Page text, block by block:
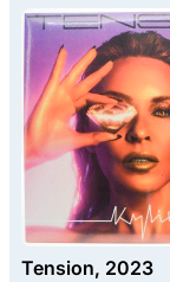
Tension, 2023